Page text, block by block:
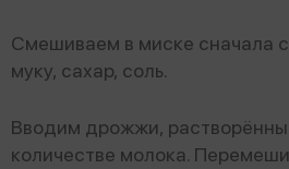
Смешиваем в миске сначала
муку, сахар, соль.
Вводим дрожжи,
количестве молока.